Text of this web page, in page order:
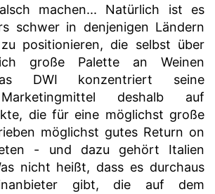
machen... Natürlich ist es
schwer in denjenigen Ländern
positionieren, die selbst über
große Palette an Weinen
DWI konzentriert seine
deshalb auf
die für eine möglichst große
möglichst gutes Return on
- und dazu gehört Italien
nicht heißt, dass es durchaus
gibt, die auf dem